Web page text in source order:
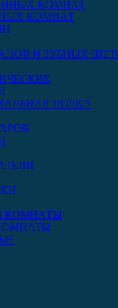
КОМНАТ
И ЗУБНЫХ
ПОЛКА